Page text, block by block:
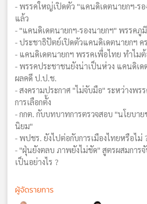
- พรรคใหญ่เปิดตัว "แคนดิเดตนายกฯ-รอ
แล้ว
- "แคนดิเดตนายกฯ-รองนายกฯ" พรรคภู
- ประชาธิปัตย์เปิดตัวแคนดิเดตนายกฯ ค
- แคนดิเดตนายกฯ พรรคเพื่อไทย ทำไม
- พรรคประชาชนยังน่าเป็นห่วง แคนดิเด
ผลคดี ป.ป.ช.
- สงครามประกาศ "ไม่จับมือ" ระหว่างพร
การเลือกตั้ง
- กกต. กับบทบาทการตรวจสอบ "นโยบา
นิยม"
- พปชร. ยังไปต่อกับการเมืองไทยหรือไม่
- "ฝุ่นยังตลบ ภาพยังไม่ชัด" สูตรผสมการจั
เป็นอย่างไร ?
ผู้จัดรายการ